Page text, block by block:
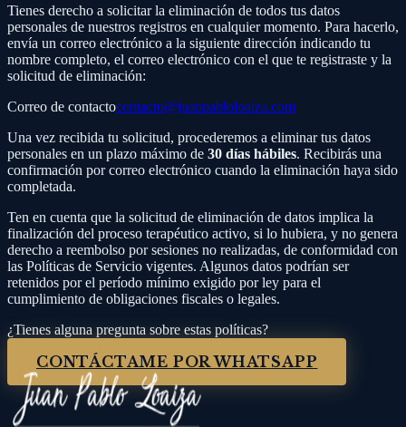
Tienes derecho a solicitar la eliminación de todos tus datos
personales de nuestros registros en cualquier momento. Para hacerlo,
envía un correo electrónico a la siguiente dirección indicando tu
nombre completo, el correo electrónico con el que te registraste y la
solicitud de eliminación:
Correo de contactocontacto@juanpabloloaiza.com
Una vez recibida tu solicitud, procederemos a eliminar tus datos
personales en un plazo máximo de 30 días hábiles. Recibirás una
confirmación por correo electrónico cuando la eliminación haya sido
completada.
Ten en cuenta que la solicitud de eliminación de datos implica la
finalización del proceso terapéutico activo, si lo hubiera, y no genera
derecho a reembolso por sesiones no realizadas, de conformidad con
las Políticas de Servicio vigentes. Algunos datos podrían ser
retenidos por el período mínimo exigido por ley para el
cumplimiento de obligaciones fiscales o legales.
¿Tienes alguna pregunta sobre estas políticas?
CONTÁCTAME POR WHATSAPP